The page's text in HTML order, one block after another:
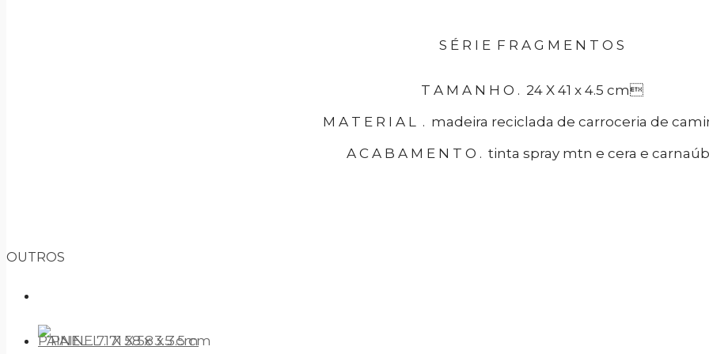
S É R I E F R A G M E N T O S
T A M A N H O . 24 X 41 x 4.5 cm
M A T E R I A L . madeira reciclada de carroceria de
A C A B A M E N T O . tinta spray mtn e cera e
OUTROS
PAINEL . 71 X 58 x 3.5 cm